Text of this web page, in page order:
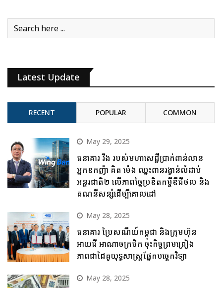
Latest Update
RECENT POPULAR COMMON
May 29, 2025
ធនាគារ វីង របស់មហាសេដ្ឋីប្រាក់ពាន់លាន
អ្នកឧកញ៉ា គិត ម៉េង ឈ្នះពានរង្វាន់លំដាប់
អន្តរជាតិ២ លើភាពច្នៃប្រឌិតកម្ចីឌីជីថល និង
គណនីសន្សំដើម្បីគោលដៅ
May 28, 2025
ធនាគារ ប្រៃសណីយ៍កម្ពុជា និងក្រុមហ៊ុន
អាយជី អាណាចក្រថិក ចុះកិច្ចព្រមព្រៀង
ភាពជាដៃគូយុទ្ធសាស្ត្រផ្នែកបច្ចេកវិទ្យា
May 28, 2025